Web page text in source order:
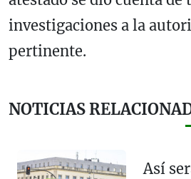
investigaciones a la
pertinente.
NOTICIAS
Así